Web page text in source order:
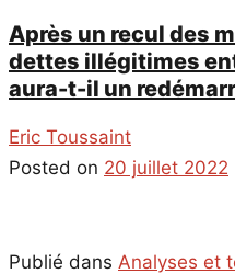
Après un recul des
dettes illégitimes
aura-t-il un
Eric Toussaint
Posted on 20 juillet 2022
Publié dans Analyses et